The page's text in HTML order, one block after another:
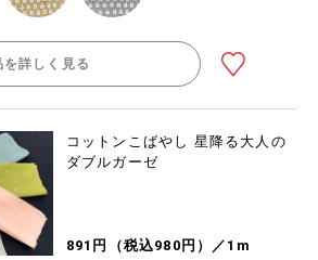
を詳しく見る
コットンこばやし 星降る大人の
ダブルガーゼ
891円（税込980円）／1m